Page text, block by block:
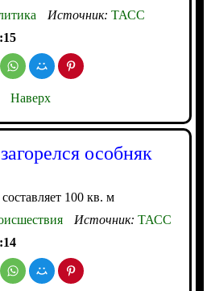
Источник: ТАСС
Наверх
особняк
100 кв. м
Источник: ТАСС